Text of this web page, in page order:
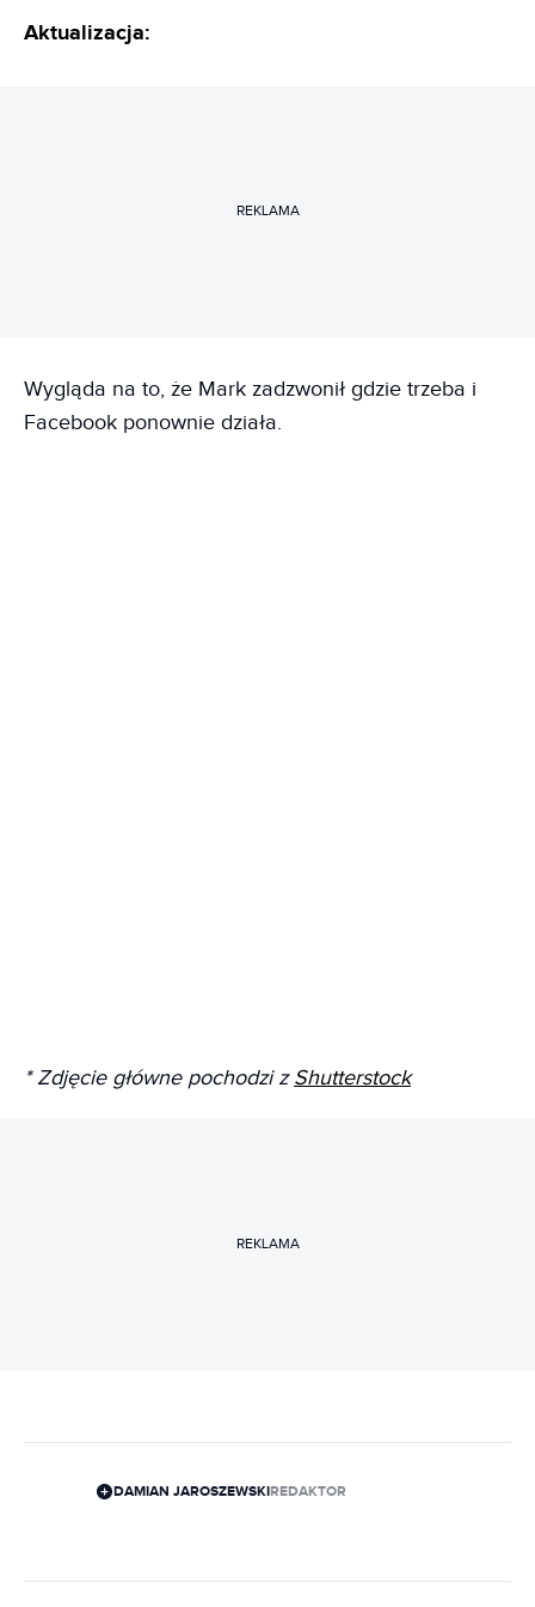
Aktualizacja:
REKLAMA
Wygląda na to, że Mark zadzwonił gdzie trzeba i
Facebook ponownie działa.
* Zdjęcie główne pochodzi zShutterstock
REKLAMA
DAMIAN JAROSZEWSKIREDAKTOR